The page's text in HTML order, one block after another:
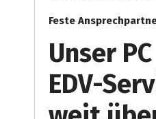
Feste
Unser
EDV-